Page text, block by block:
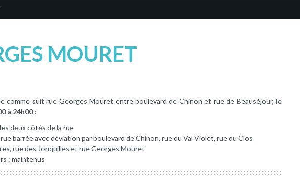
MOURET
comme suit rue Georges Mouret entre boulevard de Chinon et rue de Beauséjour, le
à 24h00 :
deux côtés de la rue
barrée avec déviation par boulevard de Chinon, rue du Val Violet, rue du Clos
rue des Jonquilles et rue Georges Mouret
: maintenus